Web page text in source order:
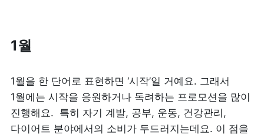
1월
1월을 한 단어로 표현하면 ‘시작’일 거예요. 그래서
1월에는 시작을 응원하거나 독려하는 프로모션을 많이
진행해요.  특히 자기 계발, 공부, 운동, 건강관리,
다이어트 분야에서의 소비가 두드러지는데요. 이 점을